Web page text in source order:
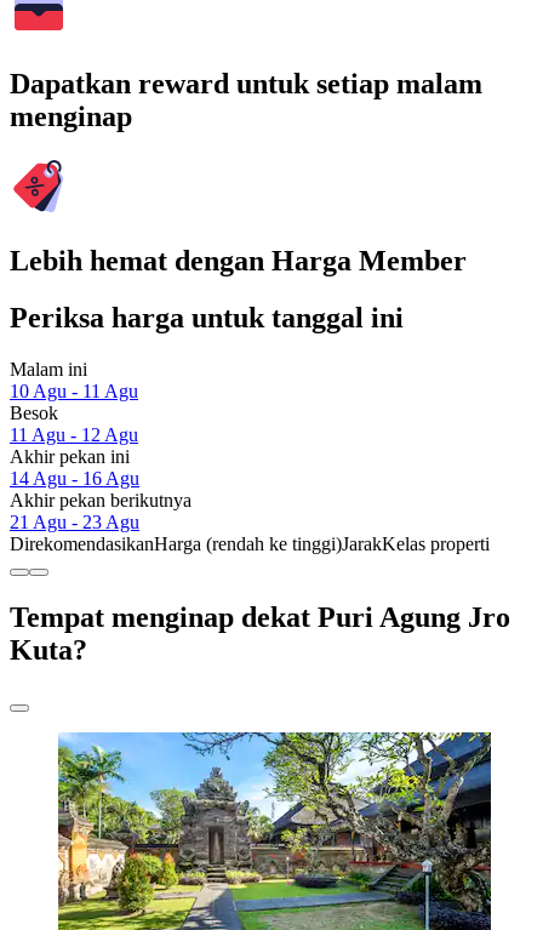
Dapatkan reward untuk setiap malam
menginap
Lebih hemat dengan Harga Member
Periksa harga untuk tanggal ini
Malam ini
10 Agu - 11 Agu
Besok
11 Agu - 12 Agu
Akhir pekan ini
14 Agu - 16 Agu
Akhir pekan berikutnya
21 Agu - 23 Agu
DirekomendasikanHarga (rendah ke tinggi)JarakKelas properti
Tempat menginap dekat Puri Agung Jro
Kuta?